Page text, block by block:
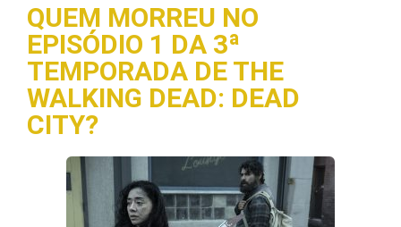
QUEM MORREU NO
EPISÓDIO 1 DA 3ª
TEMPORADA DE THE
WALKING DEAD: DEAD
CITY?